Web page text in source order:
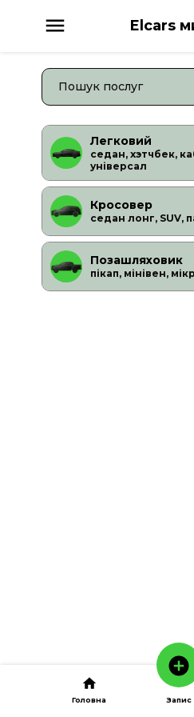
Elcars
Легковий
седан, хэтчбек,
універсал
Кросовер
седан лонг, SUV,
Позашляховик
пікап, мінівен,
Головна Запис